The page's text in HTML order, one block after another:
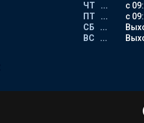
ЧТ ...
с
ПТ ...
с
СБ ...
ВС ...